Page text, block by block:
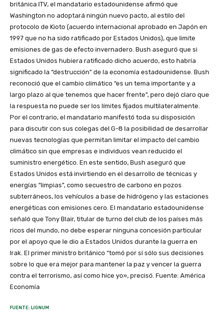
británica ITV, el mandatario estadounidense afirmó que
Washington no adoptará ningún nuevo pacto, al estilo del
protocolo de Kioto (acuerdo internacional aprobado en Japón en
1997 que no ha sido ratificado por Estados Unidos), que limite
emisiones de gas de efecto invernadero. Bush aseguró que si
Estados Unidos hubiera ratificado dicho acuerdo, esto habría
significado la “destrucción” de la economía estadounidense. Bush
reconoció que el cambio climático “es un tema importante y a
largo plazo al que tenemos que hacer frente”, pero dejó claro que
la respuesta no puede ser los límites fijados multilateralmente.
Por el contrario, el mandatario manifestó toda su disposición
para discutir con sus colegas del G-8 la posibilidad de desarrollar
nuevas tecnologías que permitan limitar el impacto del cambio
climático sin que empresas e individuos vean reducido el
suministro energético. En este sentido, Bush aseguró que
Estados Unidos está invirtiendo en el desarrollo de técnicas y
energías “limpias”, como secuestro de carbono en pozos
subterráneos, los vehículos a base de hidrógeno y las estaciones
energéticas con emisiones cero. El mandatario estadounidense
señaló que Tony Blair, titular de turno del club de los países más
ricos del mundo, no debe esperar ninguna concesión particular
por el apoyo que le dio a Estados Unidos durante la guerra en
Irak. El primer ministro británico “tomó por sí sólo sus decisiones
sobre lo que era mejor para mantener la paz y vencer la guerra
contra el terrorismo, así como hice yo», precisó. Fuente: América
Economía
FUENTE: LIGNUM